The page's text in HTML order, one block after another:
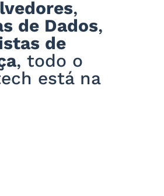
,
de Dados,
de
, todo o
está na